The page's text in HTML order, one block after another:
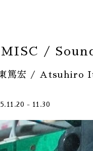
MISC /
篤宏 / Atsuhiro
- 11.30